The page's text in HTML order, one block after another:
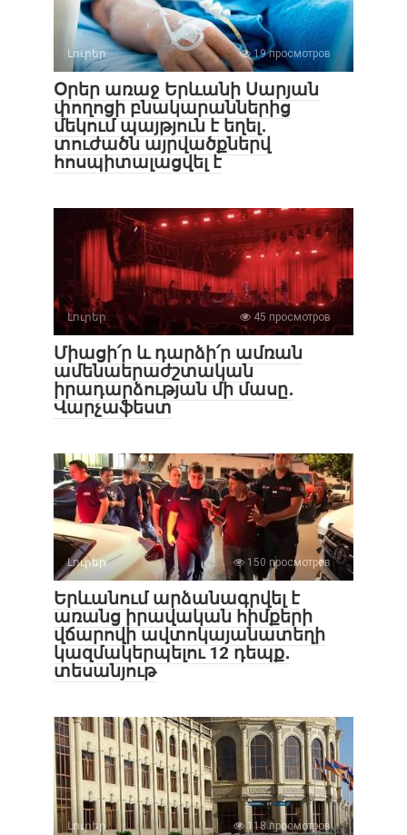
Լուրեր 19 просмотров
Օրեր առաջ Երևանի Սարյան
փողոցի բնակարաններից
մեկում պայթյուն է եղել․
տուժածն այրվածքներվ
հոսպիտալացվել է
Լուրեր 45 просмотров
Միացի՛ր և դարձի՛ր ամռան
ամենաերաժշտական
իրադարձության մի մասը․
Վարչաֆեստ
Լուրեր 150 просмотров
Երևանում արձանագրվել է
առանց իրավական հիմքերի
վճարովի ավտոկայանատեղի
կազմակերպելու 12 դեպք․
տեսանյութ
Լուրեր 118 просмотров